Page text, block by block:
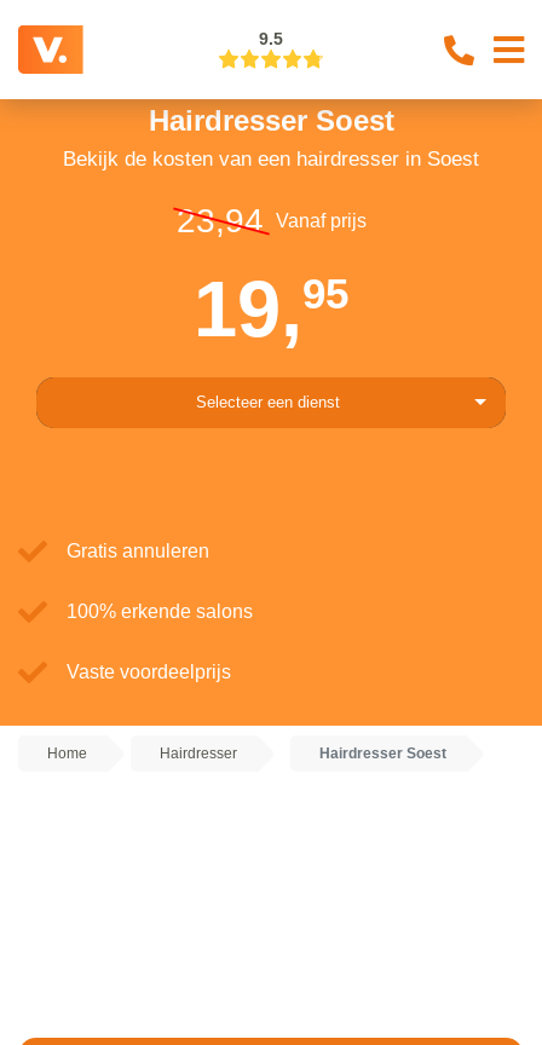
9.5
Hairdresser Soest
Bekijk de kosten van een hairdresser in Soest
23,94 Vanaf prijs
19,95
Selecteer een dienst
Gratis annuleren
100% erkende salons
Vaste voordeelprijs
Home Hairdresser Hairdresser Soest